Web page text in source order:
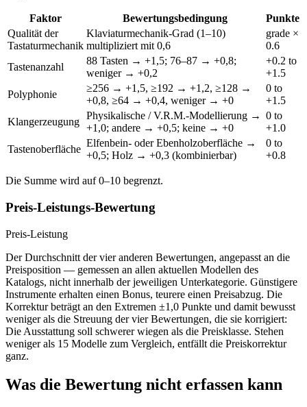
Faktor Bewertungsbedingung
Punkte
Qualität der
Tastaturmechanik
Klaviaturmechanik-Grad (1–10)
multipliziert mit 0,6
grade ×
0.6
Tastenanzahl
88 Tasten → +1,5; 76–87 → +0,8;
weniger → +0,2
+0.2 to
+1.5
Polyphonie
≥256 → +1,5, ≥192 → +1,2, ≥128 →
+0,8, ≥64 → +0,4, weniger → +0
0 to
+1.5
Klangerzeugung
Physikalische / V.R.M.-Modellierung →
+1,0; andere → +0,5; keine → +0
0 to
+1.0
Tastenoberfläche
Elfenbein- oder Ebenholzoberfläche →
+0,5; Holz → +0,3 (kombinierbar)
0 to
+0.8
Die Summe wird auf 0–10 begrenzt.
Preis-Leistungs-Bewertung
Preis-Leistung
Der Durchschnitt der vier anderen Bewertungen, angepasst an die
Preisposition — gemessen an allen aktuellen Modellen des
Katalogs, nicht innerhalb der jeweiligen Unterkategorie. Günstigere
Instrumente erhalten einen Bonus, teurere einen Preisabzug. Die
Korrektur beträgt an den Extremen ±1,0 Punkte und damit bewusst
weniger als die Streuung der vier Bewertungen, die sie korrigiert:
Die Ausstattung soll schwerer wiegen als die Preisklasse. Stehen
weniger als 15 Modelle zum Vergleich, entfällt die Preiskorrektur
ganz.
Was die Bewertung nicht erfassen kann